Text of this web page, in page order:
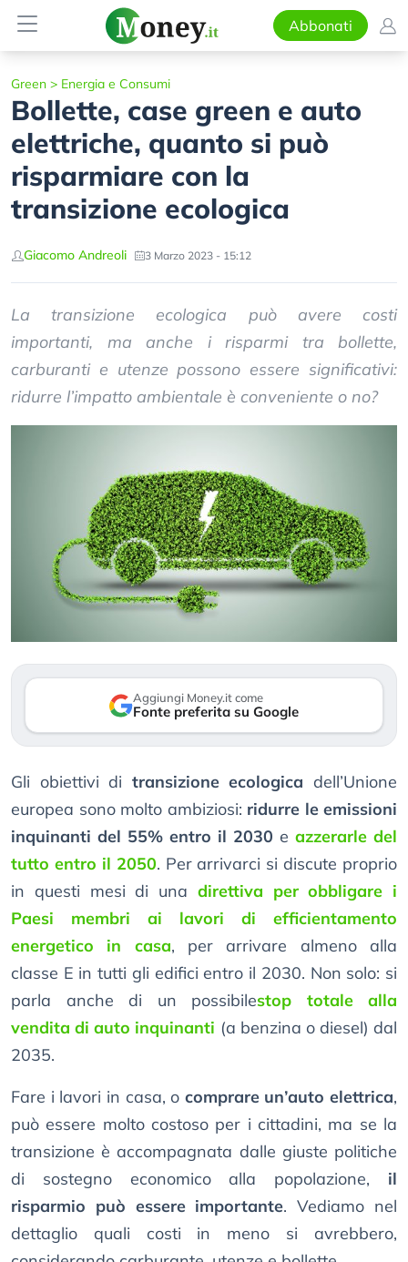
Abbonati
Green > Energia e Consumi
Bollette, case green e auto
elettriche, quanto si può
risparmiare con la
transizione ecologica
Giacomo Andreoli 3 Marzo 2023 - 15:12
La transizione ecologica può avere costi
importanti, ma anche i risparmi tra bollette,
carburanti e utenze possono essere significativi:
ridurre l’impatto ambientale è conveniente o no?
Aggiungi Money.it come
Fonte preferita su Google
Gli obiettivi di transizione ecologica dell’Unione
europea sono molto ambiziosi: ridurre le emissioni
inquinanti del 55% entro il 2030 e azzerarle del
tutto entro il 2050. Per arrivarci si discute proprio
in questi mesi di una direttiva per obbligare i
Paesi membri ai lavori di efficientamento
energetico in casa, per arrivare almeno alla
classe E in tutti gli edifici entro il 2030. Non solo: si
parla anche di un possibilestop totale alla
vendita di auto inquinanti (a benzina o diesel) dal
2035.
Fare i lavori in casa, o comprare un’auto elettrica,
può essere molto costoso per i cittadini, ma se la
transizione è accompagnata dalle giuste politiche
di sostegno economico alla popolazione, il
risparmio può essere importante. Vediamo nel
dettaglio quali costi in meno si avrebbero,